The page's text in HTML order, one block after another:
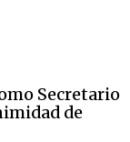
Secretario
de